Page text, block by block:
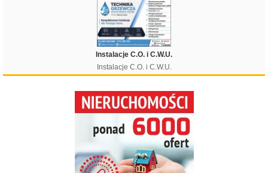
Instalacje C.O. i C.W.U.
Instalacje C.O. i C.W.U.